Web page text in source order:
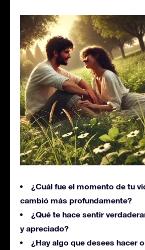
¿Cuál fue el momento de tu
cambió más profundamente?
¿Qué te hace sentir
y apreciado?
¿Hay algo que desees hacer